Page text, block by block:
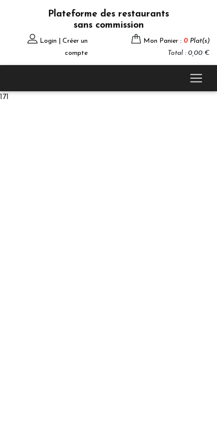
Plateforme des restaurants
sans commission
Login | Créer un
compte
Mon Panier : 0 Plat(s)
Total : 0,00 €
171